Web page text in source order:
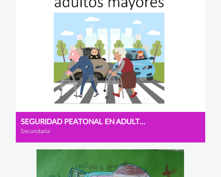
SEGURIDAD PEATONAL EN ADULTOS MAYORES
Secundaria